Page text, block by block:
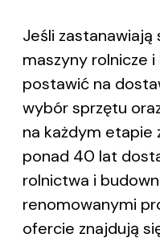
Jeśli zastanawiają
maszyny rolnicze
postawić na
wybór sprzętu
na każdym etapie
ponad 40 lat
rolnictwa i
renomowanymi
ofercie znajdują